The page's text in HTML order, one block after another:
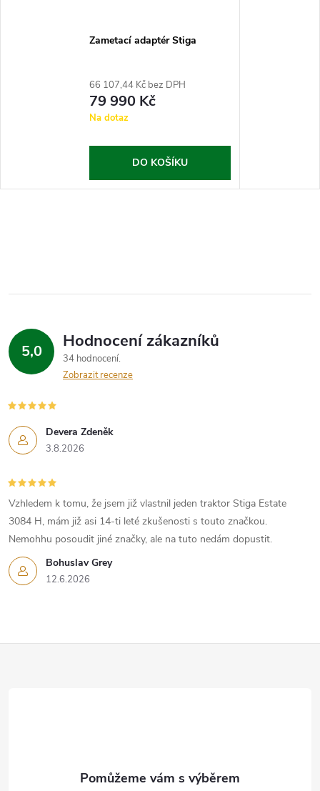
Zametací adaptér Stiga
66 107,44 Kč bez DPH
79 990 Kč
Na dotaz
DO KOŠÍKU
5,0 Hodnocení zákazníků
34 hodnocení
Zobrazit recenze
Devera Zdeněk
3.8.2026
Bohuslav Grey
12.6.2026
Vzhledem k tomu, že jsem již vlastnil jeden traktor Stiga Estate
3084 H, mám již asi 14-ti leté zkušenosti s touto značkou.
Nemohhu posoudit jiné značky, ale na tuto nedám dopustit.